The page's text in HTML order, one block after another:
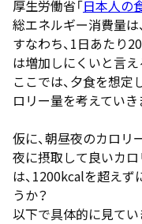
厚生労働省「日本人の
総エネルギー消費量は
すなわち、1日あたり
は増加しにくいと言え
ここでは、夕食を想定
ロリー量を考えていき
仮に、朝昼夜のカロリ
夜に摂取して良いカ
は、1200kcalを超え
うか？
以下で具体的に見てい